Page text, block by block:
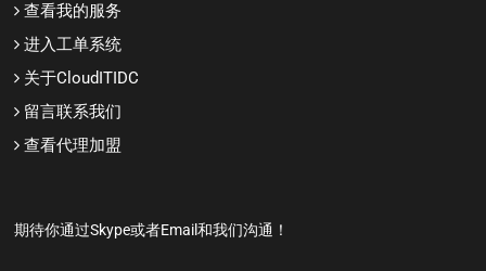
查看我的服务
进入工单系统
关于CloudITIDC
留言联系我们
查看代理加盟
期待你通过Skype或者Email和我们沟通！